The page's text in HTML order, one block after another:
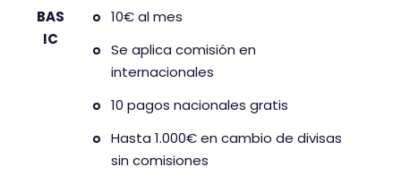
BAS
IC
10€ al mes
Se aplica comisión en
internacionales
10 pagos nacionales gratis
Hasta 1.000€ en cambio de divisas
sin comisiones